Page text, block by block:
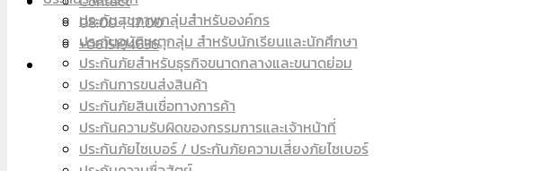
08:00 - 17:00
+0615194636
ประกันสุขภาพกลุ่มสำหรับองค์กร
ประกันอุบัติเหตุกลุ่ม สำหรับนักเรียนและนักศึกษา
ประกันภัยสำหรับธุรกิจขนาดกลางและขนาดย่อม
ประกันการขนส่งสินค้า
ประกันภัยสินเชื่อทางการค้า
ประกันความรับผิดของกรรมการและเจ้าหน้าที่
ประกันภัยไซเบอร์ / ประกันภัยความเสี่ยงภัยไซเบอร์